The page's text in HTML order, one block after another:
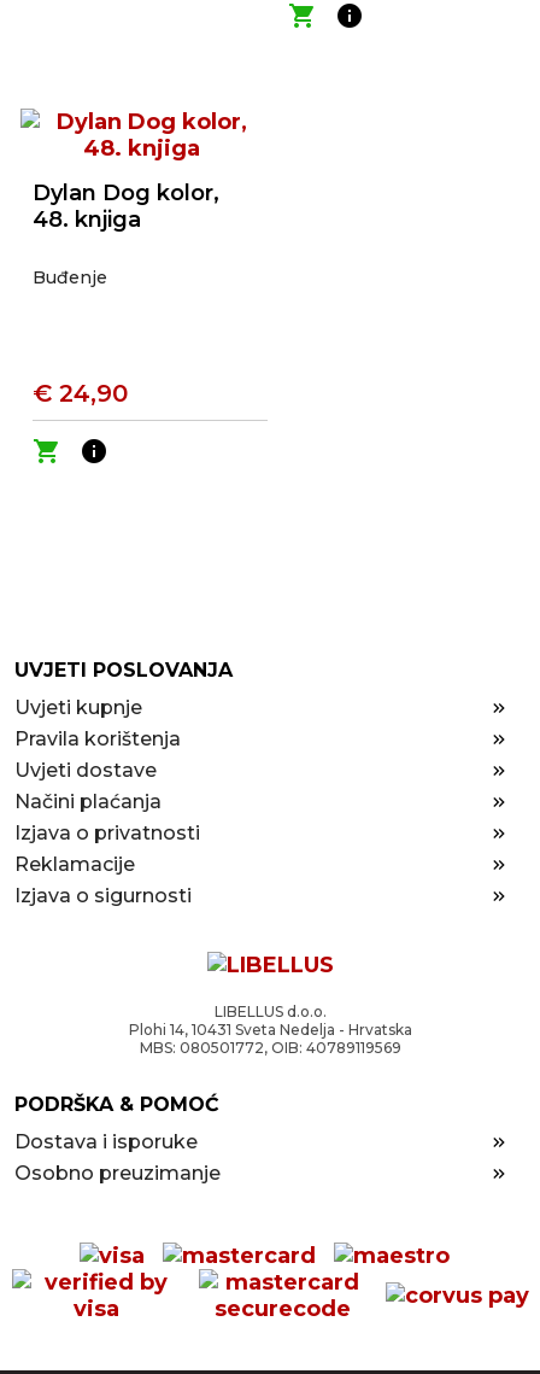
shopping_cart
info
Dylan Dog kolor,
48. knjiga
Buđenje
€ 24,90
shopping_cart
info
UVJETI POSLOVANJA
Uvjeti kupnje
Pravila korištenja
Uvjeti dostave
Načini plaćanja
Izjava o privatnosti
Reklamacije
Izjava o sigurnosti
LIBELLUS d.o.o.
Plohi 14, 10431 Sveta Nedelja - Hrvatska
MBS: 080501772, OIB: 40789119569
PODRŠKA & POMOĆ
Dostava i isporuke
Osobno preuzimanje